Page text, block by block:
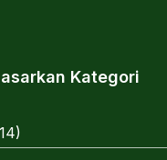
Kategori
14)